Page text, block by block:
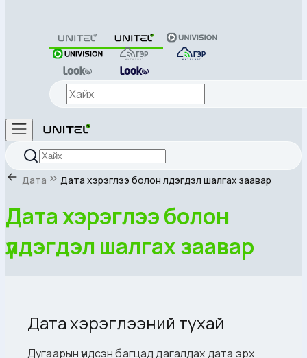
Дата Дата хэрэглээ болон үлдэгдэл шалгах заавар
Дата хэрэглээ болон
үлдэгдэл шалгах заавар
Дата хэрэглээний тухай
Дугаарын үндсэн багцад дагалдах дата эрх